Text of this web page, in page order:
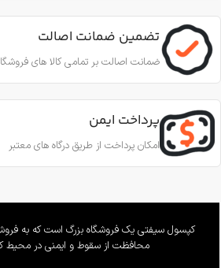
تضمین ضمانت اصالت
ضمانت اصالت بر تمامی کالا های
پرداخت ایمن
امکان پرداخت از طریق درگاه های معتبر
کپسول سیفتی یک فروشگاه بزرگ است که به
محافظت از سقوط و ایمنی در محیط